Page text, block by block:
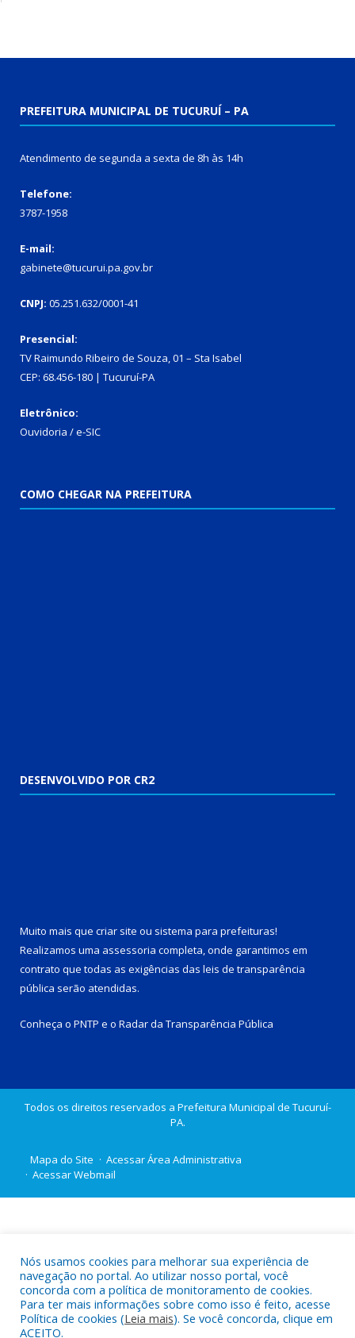
PREFEITURA MUNICIPAL DE TUCURUÍ – PA
Atendimento de segunda a sexta de 8h às 14h
Telefone:
3787-1958
E-mail:
gabinete@tucurui.pa.gov.br
CNPJ: 05.251.632/0001-41
Presencial:
TV Raimundo Ribeiro de Souza, 01 – Sta Isabel
CEP: 68.456-180 | Tucuruí-PA
Eletrônico:
Ouvidoria /e-SIC
COMO CHEGAR NA PREFEITURA
DESENVOLVIDO POR CR2
Muito mais que criar site ou sistema para prefeituras!
Realizamos uma assessoria completa, onde garantimos em
contrato que todas as exigências das leis de transparência
pública serão atendidas.
Conheça o PNTP e o Radar da Transparência Pública
Todos os direitos reservados a Prefeitura Municipal de Tucuruí-
PA.
Mapa do Site
Acessar Área Administrativa
Acessar Webmail
Nós usamos cookies para melhorar sua experiência de
navegação no portal. Ao utilizar nosso portal, você
concorda com a política de monitoramento de cookies.
Para ter mais informações sobre como isso é feito, acesse
Política de cookies (Leia mais). Se você concorda, clique em
ACEITO.